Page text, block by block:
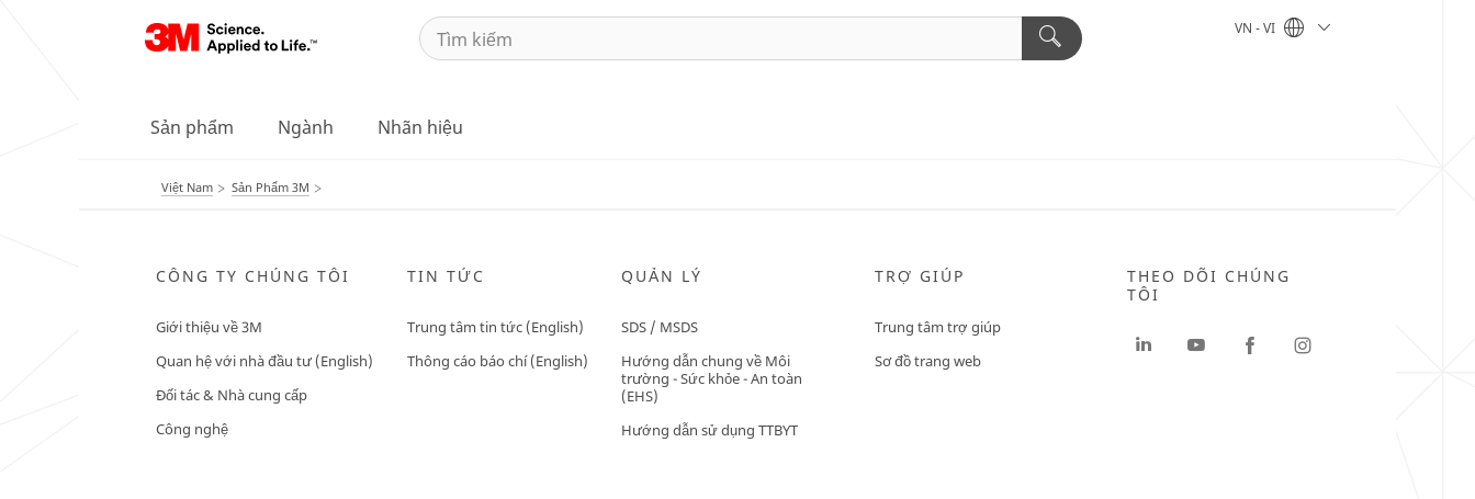
VN - VI
Sản phẩm Ngành Nhãn hiệu
Việt Nam Sản Phẩm 3M
CÔNG TY CHÚNG TÔI
Giới thiệu về 3M
Quan hệ với nhà đầu tư (English)
Đối tác & Nhà cung cấp
Công nghệ
TIN TỨC
Trung tâm tin tức (English)
Thông cáo báo chí (English)
QUẢN LÝ
SDS / MSDS
Hướng dẫn chung về Môi
trường - Sức khỏe - An toàn
(EHS)
Hướng dẫn sử dụng TTBYT
TRỢ GIÚP
Trung tâm trợ giúp
Sơ đồ trang web
THEO DÕI CHÚNG
TÔI